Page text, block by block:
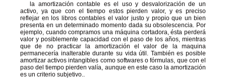
la amortización contable es el uso y desvalorización de un
activo, ya que con el tiempo estos pierden valor, y es preciso
reflejar en los libros contables el valor justo y propio que un bien
presenta en un determinado momento dada su obsolescencia. Por
ejemplo, cuando compramos una máquina cortadora, ésta perderá
valor y posiblemente capacidad con el paso de los años, mientras
que de no practicar la amortización el valor de la maquina
permanecería inalterable durante su vida útil. También es posible
amortizar activos intangibles como softwares o fórmulas, que con el
paso del tiempo pierden valía, aunque en este caso la amortización
es un criterio subjetivo..